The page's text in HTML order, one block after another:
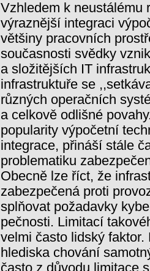
Vzhledem k neustálému
výraznější integraci
většiny pracovních
současnosti svědky
a složitějších IT
infrastruktuře se
různých operačních
a celkově odlišné
popularity výpočetní
integrace, přináší stále
problematiku
Obecně lze říct, že
zabezpečená proti
splňovat požadavky
pečnosti. Limitací
velmi často lidský faktor.
hlediska chování
často z důvodu limitace